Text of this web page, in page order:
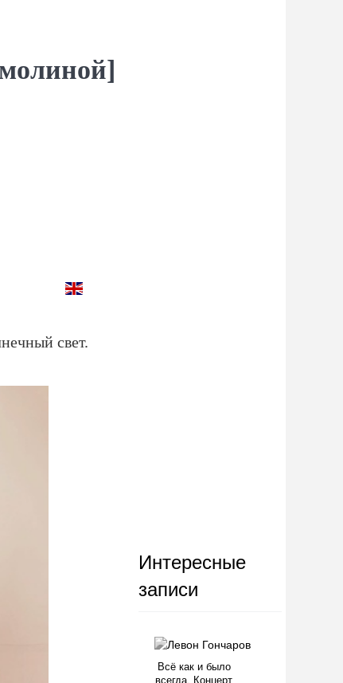
свет.
Интересные
записи
Всё как и было